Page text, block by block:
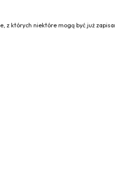
z których niektóre mogą być już